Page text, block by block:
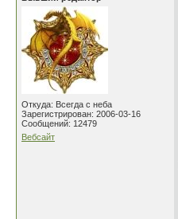
Откуда: Всегда с неба
Зарегистрирован: 2006-03-16
Сообщений: 12479
Вебсайт